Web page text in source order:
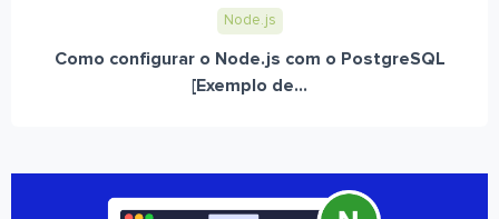
Node.js
Como configurar o Node.js com o PostgreSQL
[Exemplo de...